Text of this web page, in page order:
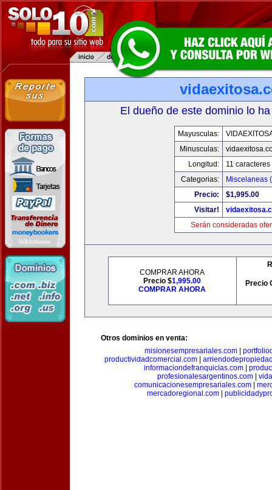
El dueño de este dominio lo
Mayusculas:
Minusculas:
Longitud:
11 caracteres
Categorias:
Miscelaneas
Precio:
$1,995.00
Visitar!
Serán consideradas
COMPRAR AHORA
Precio $1,995.00
COMPRAR AHORA
Precio
Otros dominios en venta:
misionesempresariales.com
productividadcomercial.com
informaciondefranquicias.com
profesionalesargentinos.com|
comunicacionesempresariales.com
mercadoregional.com